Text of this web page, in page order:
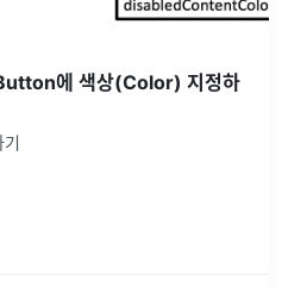
에 색상(Color) 지정하